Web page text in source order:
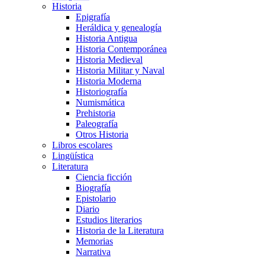
Historia
Epigrafía
Heráldica y genealogía
Historia Antigua
Historia Contemporánea
Historia Medieval
Historia Militar y Naval
Historia Moderna
Historiografía
Numismática
Prehistoria
Paleografía
Otros Historia
Libros escolares
Lingüística
Literatura
Ciencia ficción
Biografía
Epistolario
Diario
Estudios literarios
Historia de la Literatura
Memorias
Narrativa